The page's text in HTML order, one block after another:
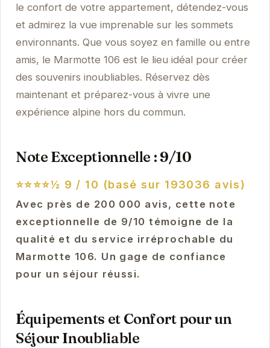
le confort de votre appartement, détendez-vous
et admirez la vue imprenable sur les sommets
environnants. Que vous soyez en famille ou entre
amis, le Marmotte 106 est le lieu idéal pour créer
des souvenirs inoubliables. Réservez dès
maintenant et préparez-vous à vivre une
expérience alpine hors du commun.
Note Exceptionnelle : 9/10
⭐⭐⭐⭐½ 9 / 10 (basé sur 193036 avis)
Avec près de 200 000 avis, cette note
exceptionnelle de 9/10 témoigne de la
qualité et du service irréprochable du
Marmotte 106. Un gage de confiance
pour un séjour réussi.
Équipements et Confort pour un
Séjour Inoubliable